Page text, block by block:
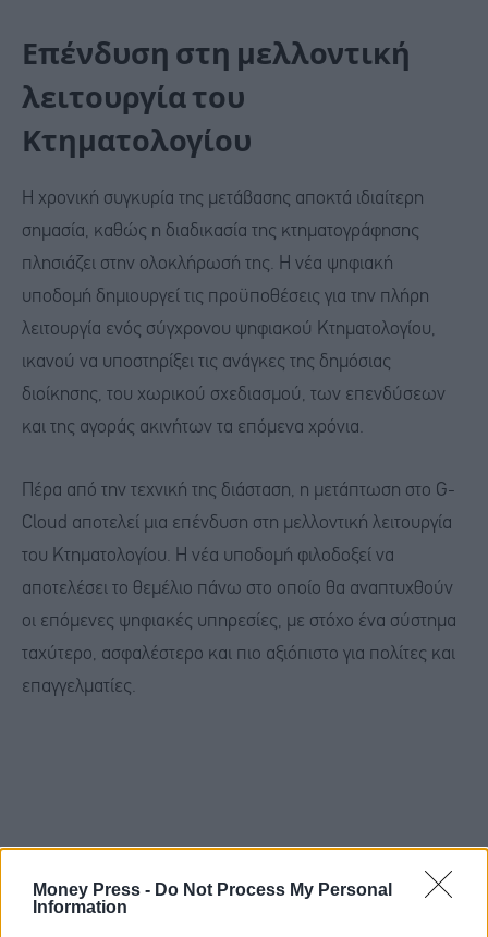
Money Press - Do Not Process My Personal
Information
Επένδυση στη μελλοντική
λειτουργία του
Κτηματολογίου
Η χρονική συγκυρία της μετάβασης αποκτά ιδιαίτερη
σημασία, καθώς η διαδικασία της κτηματογράφησης
πλησιάζει στην ολοκλήρωσή της. Η νέα ψηφιακή
υποδομή δημιουργεί τις προϋποθέσεις για την πλήρη
λειτουργία ενός σύγχρονου ψηφιακού Κτηματολογίου,
ικανού να υποστηρίξει τις ανάγκες της δημόσιας
διοίκησης, του χωρικού σχεδιασμού, των επενδύσεων
και της αγοράς ακινήτων τα επόμενα χρόνια.
Πέρα από την τεχνική της διάσταση, η μετάπτωση στο G-
Cloud αποτελεί μια επένδυση στη μελλοντική λειτουργία
του Κτηματολογίου. Η νέα υποδομή φιλοδοξεί να
αποτελέσει το θεμέλιο πάνω στο οποίο θα αναπτυχθούν
οι επόμενες ψηφιακές υπηρεσίες, με στόχο ένα σύστημα
ταχύτερο, ασφαλέστερο και πιο αξιόπιστο για πολίτες και
επαγγελματίες.